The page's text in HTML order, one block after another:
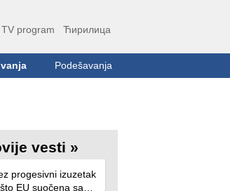
TV program Ћирилица
Podešavanja
vesti »
progesivni izuzetak
EU suočena sa